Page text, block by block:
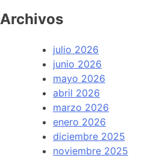
Archivos
julio 2026
junio 2026
mayo 2026
abril 2026
marzo 2026
enero 2026
diciembre 2025
noviembre 2025